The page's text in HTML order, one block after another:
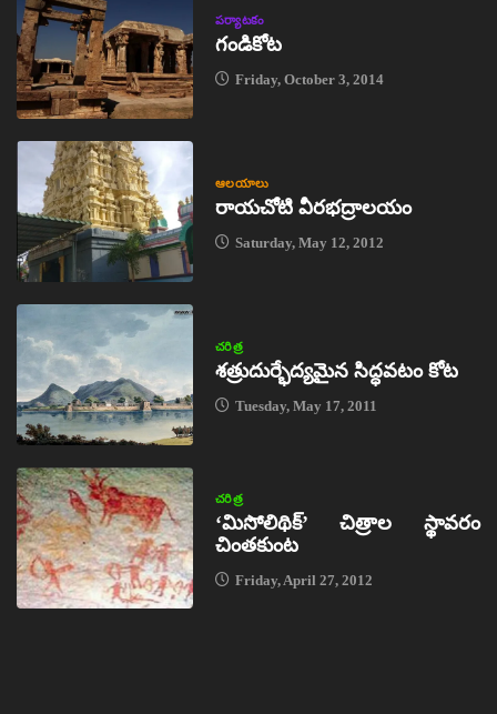
పర్యాటకం
గండికోట
Friday, October 3, 2014
ఆలయాలు
రాయచోటి వీరభద్రాలయం
Saturday, May 12, 2012
చరిత్ర
శత్రుదుర్భేద్యమైన సిద్ధవటం కోట
Tuesday, May 17, 2011
చరిత్ర
‘మిసోలిథిక్‌’ చిత్రాల స్థావరం
చింతకుంట
Friday, April 27, 2012